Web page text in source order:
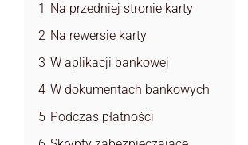
1
Na przedniej stronie karty
2 Na rewersie karty
3 W aplikacji bankowej
4 W dokumentach bankowych
5 Podczas płatności